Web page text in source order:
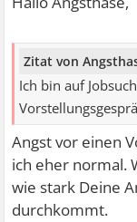
Zitat von
Ich bin auf
Angst vor einen
ich eher normal.
wie stark Deine
durchkommt.